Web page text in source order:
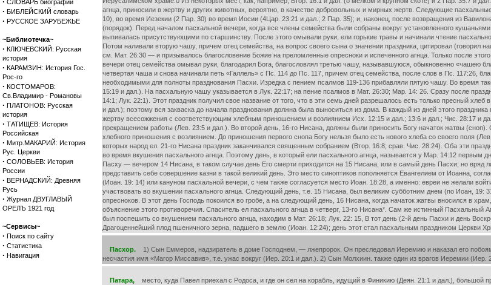
СЛОВАРЬ биографий
· БИБЛЕЙСКИЙ словарь
· РУССКОЕ ЗАРУБЕЖЬЕ
~Библиотечка~
· КЛЮЧЕВСКИЙ: Русская
история
· КАРАМЗИН: История Гос.
Рос-го
· КОСТОМАРОВ:
Св.Владимир - Романовы
· ПЛАТОНОВ: Русская
история
· ТАТИЩЕВ: История
Российская
· Митр.МАКАРИЙ: История
Рус. Церкви
· СОЛОВЬЕВ: История
России
· ВЕРНАДСКИЙ: Древняя
Русь
· Журнал ДВУГЛАВЫЙ
ОРЕЛЪ 1921 год
~Сервисы~
· Поиск по сайту
· Статистика
· Навигация
агнца, приносили в жертву и других животных, вероятно, в качестве добровольных и мирных жертв. Следующие
10), во время Иезекии (2 Пар. 30) во время Иосии (4Цар. 23:21 и дал.; 2 Пар. 35); и, наконец, после возвращения из
(порядок). Перед началом пасхальной вечери, когда все члены семейства были собраны вокруг установленного
выпивалась присутствующими по старшинству. После этого омывали руки, ели горькие травы и начинали чтение
Потом наливали вторую чашу, причем отец семейства, на вопрос своего сына о значении праздника, цитировал
см. Мат. 26:30 — и призывалось благословение Божие на преломленные опресноки и испеченного агнца. Только после
вечери отец семейства омывал руки, благодарил Бога, благословлял третью чашу, называвшуюся, обыкновенно «чашею
четвертая чаша и снова начинали петь «Галлель» с Пс. 114 до Пс. 117, причем отец семейства, после слов в Пс. 117:26,
необходимыми для полноты празднования Пасхи. Изредка с пением псалмов 119-136 прибавляли пятую чашу. Во время
15:19 и дал.). На пасхальную чашу указывается в Лук. 22:17; на пение псалмов в Мат. 26:30; Map. 14: 26. Сразу после
14:1; Лук. 22:1). Этот праздник получил свое название от того, что в эти семь дней разрешалось есть только пресный
и дал.); поэтому вся закваска до начала празднования должна была выноситься из дома. В каждый из дней этого
жертву всесожжения с соответствующим хлебным приношением и возлиянием Исх. 12:15 и дал.; 13:6 и дал.; Чис. 28:17
прекращением работы (Лев. 23:5 и дал.). Во второй день, 16-го Нисана, должны были приносить Богу начаток жатвы
хлебного приношения с возлиянием. До приношения первого снопа Богу нельзя было есть нового хлеба со своего поля
которых народ ел. 21-го Нисана праздник заканчивался священным собранием (Втор. 16:8; срав. Чис. 28:24). Оба эти
во время вкушения пасхального агнца. Поэтому день, в который ели пасхального агнца, называется у Map. 14:12
Пасху — вечером 14 Нисана, в таком случае день Его смерти приходится на 15 Нисана, или в самый день Пасхи; но вряд
представить себе совершение казни в такой великий день. Это место синоптиков пополняется Евангелием от Иоанна,
(Иоан. 19: 14) или кануном пасхальной вечери, с чем также согласуется место Иоан. 18:28, а именно: евреи не желали
участвовать во вкушении пасхального агнца. Следующий день, т.е. 15 Нисана, был великим субботним днем (по Иоан,
опресноков. В этот день Господь покоился во гробе, а на следующий день, 16 Нисана, когда начаток жатвы вносился в
объяснение этого противоречия. Спаситель ел пасхального агнца в четверг, 13-го Нисана*. Сам же истинный
был поспешить со вкушением пасхального агнца, находим в Мат. 26:18; Лук. 22: 15, В тот день (2-й день Пасхи и день
Драгоценнейший плод пшеничного зерна, падшего в землю (Иоан. 12:24); день этот стал пасхальным праздником Церкви
Пасхор. 1) Сын Еммеров, надзиратель в доме Господнем, — лжепророк. Он преследовал Иеремию и наказал его
несчастия имя «Магор Миссавив», т.е. ужас вокруг (Иер. 20:1 и дал.). 2) Сын Молхиин. также один из врагов Иеремии (Иер.
Патара, место, куда Павел приехал с Родоса, и где он сел на корабль, идущий в Финикию (Деян. 21:1 и дал.), большой